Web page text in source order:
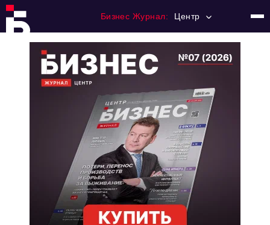
Бизнес Журнал: Центр
Регулирование
Премия "Тульский Бизнес"